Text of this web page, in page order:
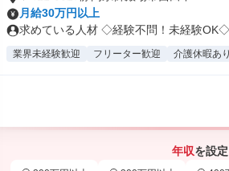
月給30万円以上
求めている人材 ◇経験不問！未経験
業界未経験歓迎 フリーター歓迎 介護休暇あり
年収を設